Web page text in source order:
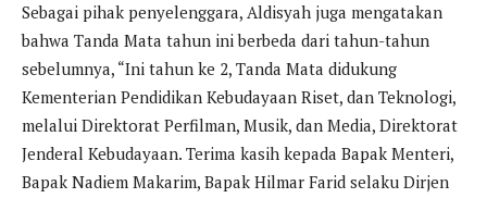
Sebagai pihak penyelenggara, Aldisyah juga mengatakan
bahwa Tanda Mata tahun ini berbeda dari tahun-tahun
sebelumnya, “Ini tahun ke 2, Tanda Mata didukung
Kementerian Pendidikan Kebudayaan Riset, dan Teknologi,
melalui Direktorat Perfilman, Musik, dan Media, Direktorat
Jenderal Kebudayaan. Terima kasih kepada Bapak Menteri,
Bapak Nadiem Makarim, Bapak Hilmar Farid selaku Dirjen